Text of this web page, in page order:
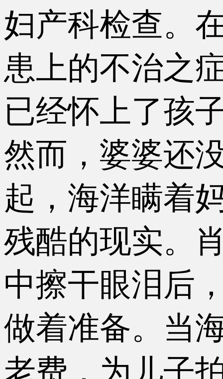
妇产科检查。
患上的不治之
已经怀上了孩
然而，婆婆还
起，海洋瞒着
残酷的现实。
中擦干眼泪后
做着准备。当
老费，为儿子